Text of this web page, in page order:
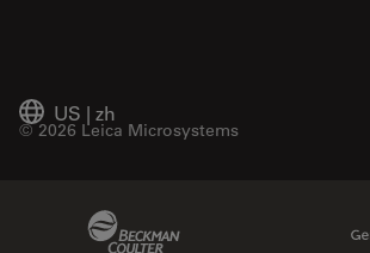
US | zh
© 2026 Leica Microsystems